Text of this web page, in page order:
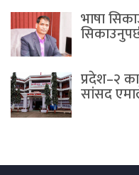
भाषा
प्रदेश–२
सांसद